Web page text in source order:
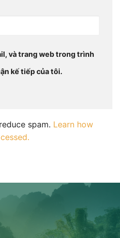
và trang web trong trình
kế tiếp của tôi.
spam. Learn how